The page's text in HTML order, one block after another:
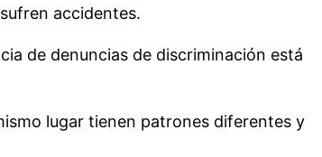
accidentes.
de denuncias de discriminación está
lugar tienen patrones diferentes y